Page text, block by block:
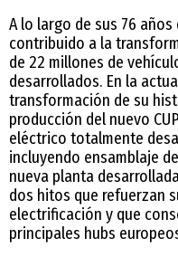
A lo largo de sus 76 años
contribuido a la
de 22 millones de
desarrollados. En la
transformación de su
producción del nuevo
eléctrico totalmente
incluyendo ensamblaje
nueva planta
dos hitos que refuerzan
electrificación y que
principales hubs